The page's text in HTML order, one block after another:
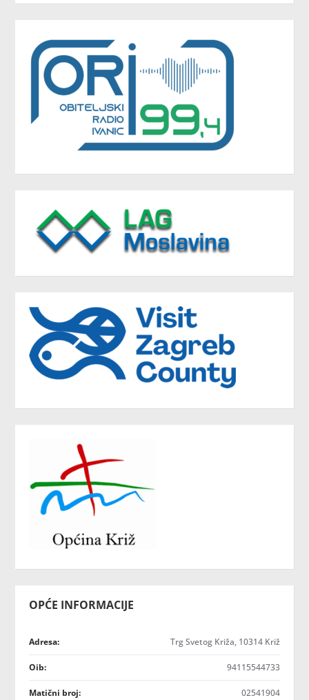
OPĆE INFORMACIJE
Adresa: Trg Svetog Križa, 10314 Križ
Oib: 94115544733
Matični broj: 02541904